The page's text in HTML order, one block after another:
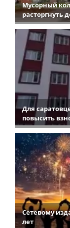
Мусорный
расторгнуть
Для
повысить
Сетевому
лет